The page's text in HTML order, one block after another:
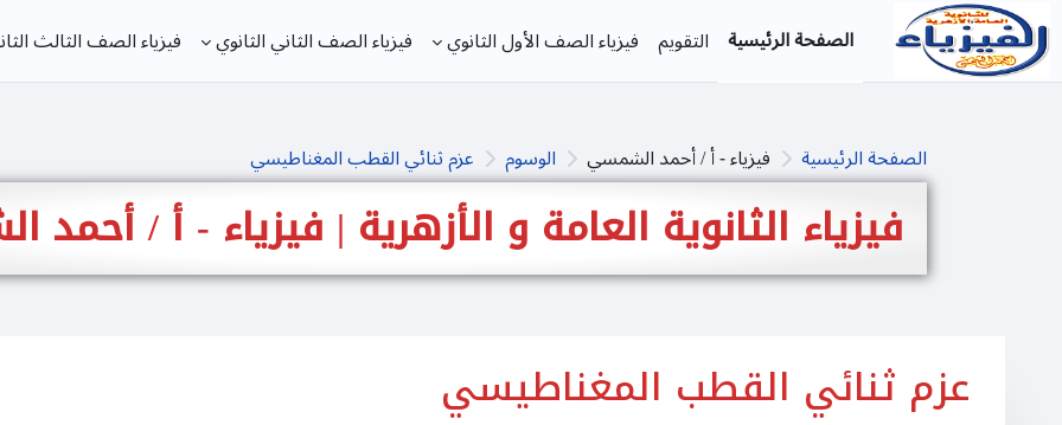
تخطى إلى المحتوى الرئيسي
الصفحة الرئيسية التقويم فيزياء الصف الأول الثانوي فيزياء الصف الثاني الثانوي فيزياء الصف الثالث
الصفحة الرئيسية فيزياء - أ / أحمد الشمسي الوسوم عزم ثنائي القطب المغناطيسي
فيزياء الثانوية العامة و الأزهرية | فيزياء - أ /
عزم ثنائي القطب المغناطيسي